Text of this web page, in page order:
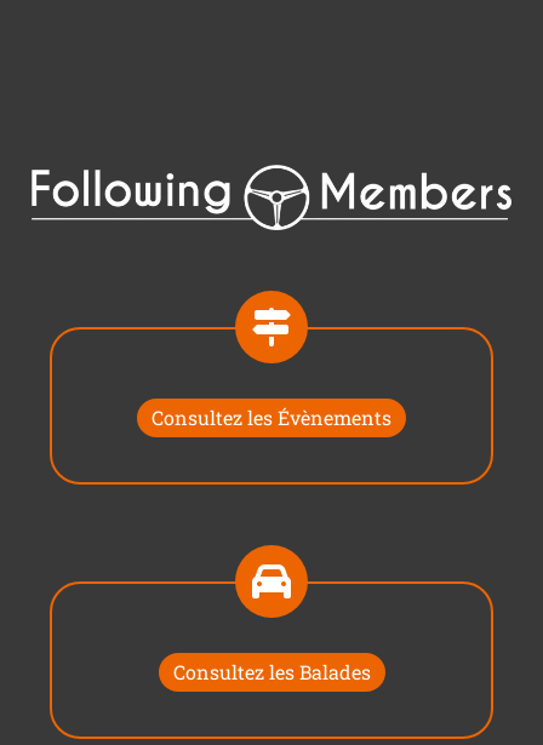
Consultez les Évènements
Consultez les Balades